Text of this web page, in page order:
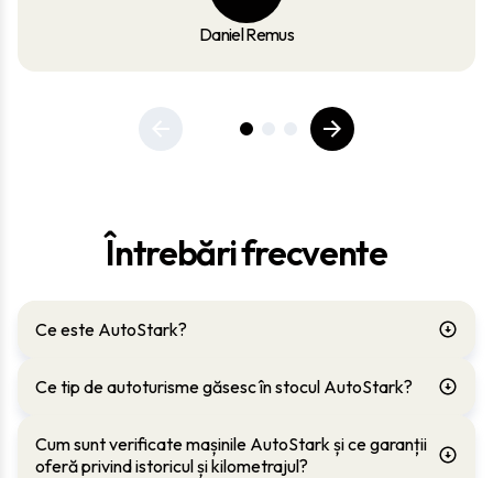
Daniel Remus
Întrebări frecvente
Ce este AutoStark?
Ce tip de autoturisme găsesc în stocul AutoStark?
Cum sunt verificate mașinile AutoStark și ce garanții
oferă privind istoricul și kilometrajul?